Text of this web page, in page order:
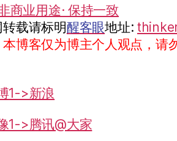
商业用途· 保持一致
载请标明醒客眼地址:
本博客仅为博主个人观点，请
1->新浪
1->腾讯@大家